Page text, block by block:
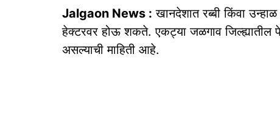
Jalgaon News : खानदेशात रब्बी किंवा
हेक्टरवर होऊ शकते. एकट्या जळगाव जिल्ह्यातील
असल्याची माहिती आहे.